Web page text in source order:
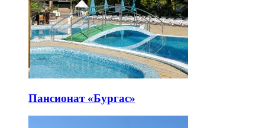
Пансионат «Бургас»